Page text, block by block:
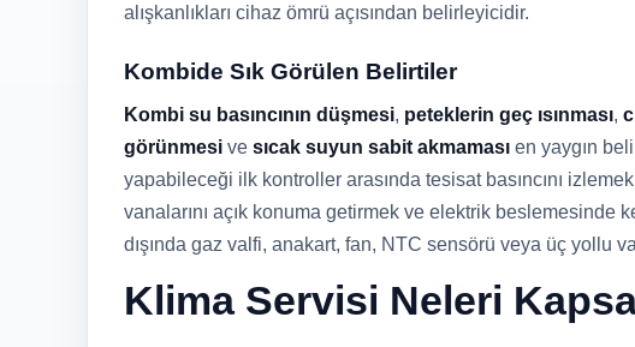
alışkanlıkları cihaz ömrü açısından belirleyicidir.
Kombide Sık Görülen Belirtiler
Kombi su basıncının düşmesi, peteklerin geç ısınması,
görünmesi ve sıcak suyun sabit akmaması en yaygın
yapabileceği ilk kontroller arasında tesisat basıncını
vanalarını açık konuma getirmek ve elektrik beslemesinde
dışında gaz valfi, anakart, fan, NTC sensörü veya üç yollu
Klima Servisi Neleri